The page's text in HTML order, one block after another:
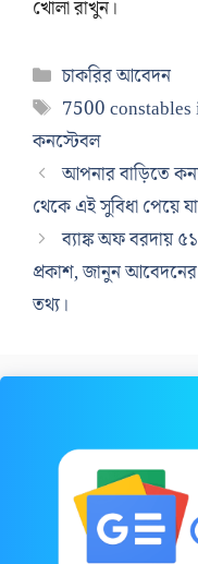
খোলা রাখুন।
Categories
চাকরির আবেদন
Tags
7500
কনস্টেবল
আপনার বাড়িতে
থেকে এই সুবিধা পেয়ে
ব্যাঙ্ক অফ বরদায়
প্রকাশ, জানুন
তথ্য।